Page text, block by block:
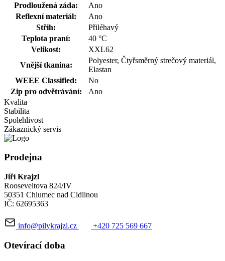
Prodloužená záda:
Ano
Reflexní materiál:
Ano
Střih:
Přiléhavý
Teplota praní:
40 °C
Velikost:
XXL62
Vnější tkanina:
Polyester, Čtyřsměrný strečový materiál,
Elastan
WEEE Classified:
No
Zip pro odvětrávání:
Ano
Kvalita
Stabilita
Spolehlivost
Zákaznický servis
Prodejna
Jiří Krajzl
Rooseveltova 824/IV
50351 Chlumec nad Cidlinou
IČ: 62695363
info@pilykrajzl.cz +420 725 569 667
Otevírací doba